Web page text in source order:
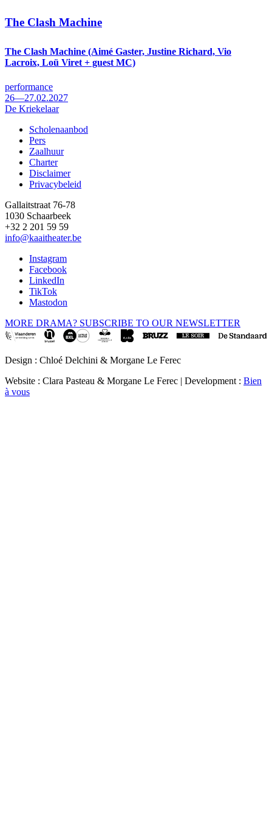
The Clash Machine
The Clash Machine (Aimé Gaster, Justine Richard, Vio
Lacroix, Loü Viret + guest MC)
performance
26—27.02.2027
De Kriekelaar
Footer
Scholenaanbod
Pers
Zaalhuur
Charter
Disclaimer
Privacybeleid
Gallaitstraat 76-78
1030 Schaarbeek
+32 2 201 59 59
info@kaaitheater.be
Instagram
Facebook
LinkedIn
TikTok
Mastodon
MORE DRAMA? SUBSCRIBE TO OUR NEWSLETTER
Design : Chloé Delchini & Morgane Le Ferec
Website : Clara Pasteau & Morgane Le Ferec | Development : Bien
à vous